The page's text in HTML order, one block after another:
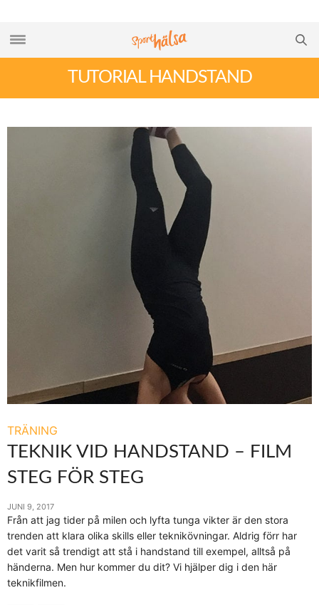
TUTORIAL HANDSTAND
TRÄNING
TEKNIK VID HANDSTAND – FILM
STEG FÖR STEG
JUNI 9, 2017
Från att jag tider på milen och lyfta tunga vikter är den stora
trenden att klara olika skills eller teknikövningar. Aldrig förr har
det varit så trendigt att stå i handstand till exempel, alltså på
händerna. Men hur kommer du dit? Vi hjälper dig i den här
teknikfilmen.